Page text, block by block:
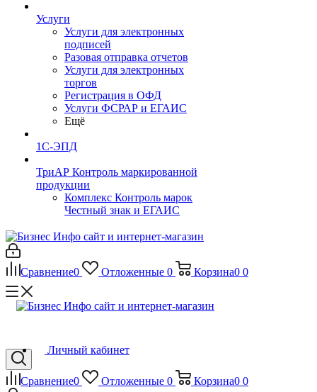
Услуги
Услуги для электронных
подписей
Разовая отправка отчетов
Услуги для электронных
торгов
Регистрация в ОФД
Услуги ФСРАР и ЕГАИС
Ещё
1С-ЭПД
ТриАР Контроль маркированной
продукции
Комплекс Контроль марок
Честный знак и ЕГАИС
Сравнение0 Отложенные 0 Корзина0 0
Сравнение0 Отложенные 0 Корзина0 0
Личный кабинет